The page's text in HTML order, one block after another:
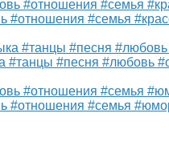
#отношения #семья
#танцы #песня #любовь
#отношения #семья